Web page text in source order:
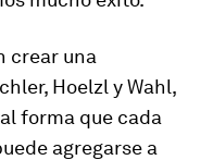
crear una
Hoelzl y Wahl,
forma que cada
agregarse a